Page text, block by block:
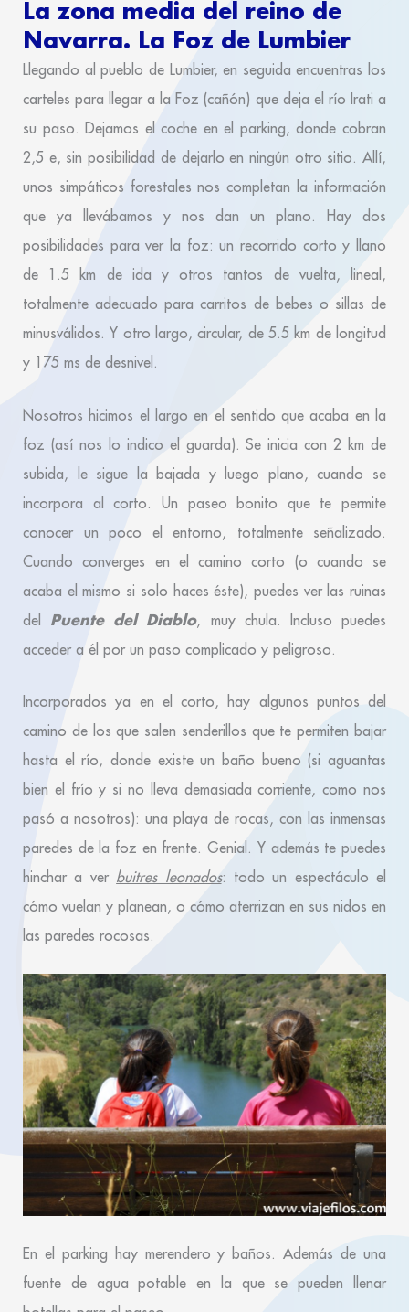
La zona media del reino de
Navarra. La Foz de Lumbier
Llegando al pueblo de Lumbier, en seguida encuentras los
carteles para llegar a la Foz (cañón) que deja el río Irati a
su paso. Dejamos el coche en el parking, donde cobran
2,5 e, sin posibilidad de dejarlo en ningún otro sitio. Allí,
unos simpáticos forestales nos completan la información
que ya llevábamos y nos dan un plano. Hay dos
posibilidades para ver la foz: un recorrido corto y llano
de 1.5 km de ida y otros tantos de vuelta, lineal,
totalmente adecuado para carritos de bebes o sillas de
minusválidos. Y otro largo, circular, de 5.5 km de longitud
y 175 ms de desnivel.
Nosotros hicimos el largo en el sentido que acaba en la
foz (así nos lo indico el guarda). Se inicia con 2 km de
subida, le sigue la bajada y luego plano, cuando se
incorpora al corto. Un paseo bonito que te permite
conocer un poco el entorno, totalmente señalizado.
Cuando converges en el camino corto (o cuando se
acaba el mismo si solo haces éste), puedes ver las ruinas
del Puente del Diablo, muy chula. Incluso puedes
acceder a él por un paso complicado y peligroso.
Incorporados ya en el corto, hay algunos puntos del
camino de los que salen senderillos que te permiten bajar
hasta el río, donde existe un baño bueno (si aguantas
bien el frío y si no lleva demasiada corriente, como nos
pasó a nosotros): una playa de rocas, con las inmensas
paredes de la foz en frente. Genial. Y además te puedes
hinchar a ver buitres leonados: todo un espectáculo el
cómo vuelan y planean, o cómo aterrizan en sus nidos en
las paredes rocosas.
En el parking hay merendero y baños. Además de una
fuente de agua potable en la que se pueden llenar